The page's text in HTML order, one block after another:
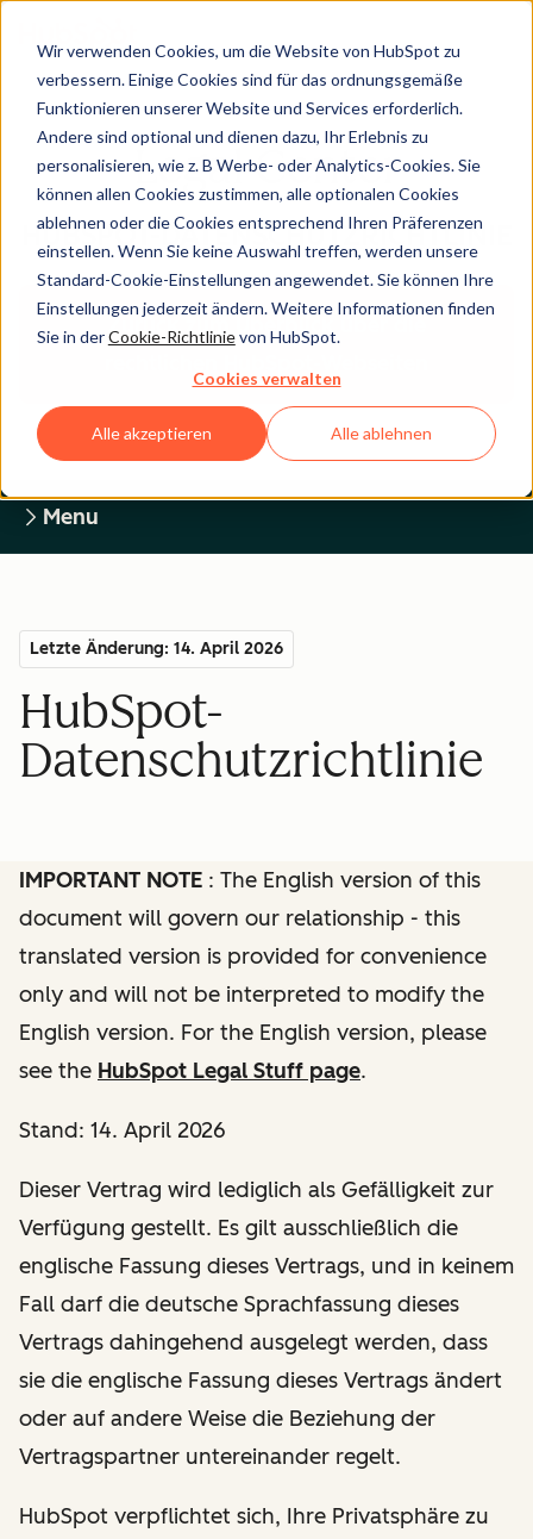
Wir verwenden Cookies, um die Website von HubSpot zu
verbessern. Einige Cookies sind für das ordnungsgemäße
Funktionieren unserer Website und Services erforderlich.
Andere sind optional und dienen dazu, Ihr Erlebnis zu
personalisieren, wie z. B Werbe- oder Analytics-Cookies. Sie
können allen Cookies zustimmen, alle optionalen Cookies
ablehnen oder die Cookies entsprechend Ihren Präferenzen
einstellen. Wenn Sie keine Auswahl treffen, werden unsere
Standard-Cookie-Einstellungen angewendet. Sie können Ihre
Einstellungen jederzeit ändern. Weitere Informationen finden
Sie in derCookie-Richtlinievon HubSpot.
Cookies verwalten
Alle akzeptieren Alle ablehnen
Legal Center
HUBSPOT-DATENSCHUTZRICHTLINIE
Zurück zum Überblick über die
Menu
Letzte Änderung: 14. April 2026
HubSpot-
Datenschutzrichtlinie
IMPORTANT NOTE : The English version of this
document will govern our relationship - this
translated version is provided for convenience
only and will not be interpreted to modify the
English version. For the English version, please
see the HubSpot Legal Stuff page.
Stand: 14. April 2026
Dieser Vertrag wird lediglich als Gefälligkeit zur
Verfügung gestellt. Es gilt ausschließlich die
englische Fassung dieses Vertrags, und in keinem
Fall darf die deutsche Sprachfassung dieses
Vertrags dahingehend ausgelegt werden, dass
sie die englische Fassung dieses Vertrags ändert
oder auf andere Weise die Beziehung der
Vertragspartner untereinander regelt.
HubSpot verpflichtet sich, Ihre Privatsphäre zu